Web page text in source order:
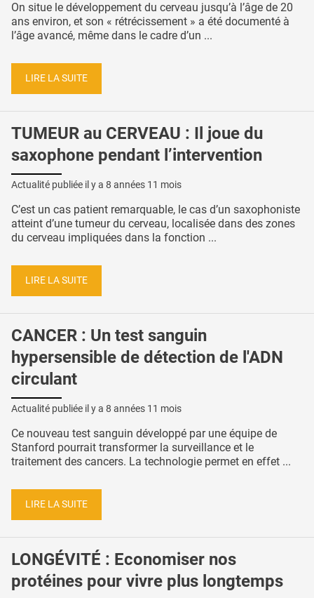
On situe le développement du cerveau jusqu’à l’âge de 20
ans environ, et son « rétrécissement » a été documenté à
l’âge avancé, même dans le cadre d’un ...
LIRE LA SUITE
TUMEUR au CERVEAU : Il joue du
saxophone pendant l’intervention
Actualité publiée il y a 8 années 11 mois
C’est un cas patient remarquable, le cas d’un saxophoniste
atteint d’une tumeur du cerveau, localisée dans des zones
du cerveau impliquées dans la fonction ...
LIRE LA SUITE
CANCER : Un test sanguin
hypersensible de détection de l'ADN
circulant
Actualité publiée il y a 8 années 11 mois
Ce nouveau test sanguin développé par une équipe de
Stanford pourrait transformer la surveillance et le
traitement des cancers. La technologie permet en effet ...
LIRE LA SUITE
LONGÉVITÉ : Economiser nos
protéines pour vivre plus longtemps